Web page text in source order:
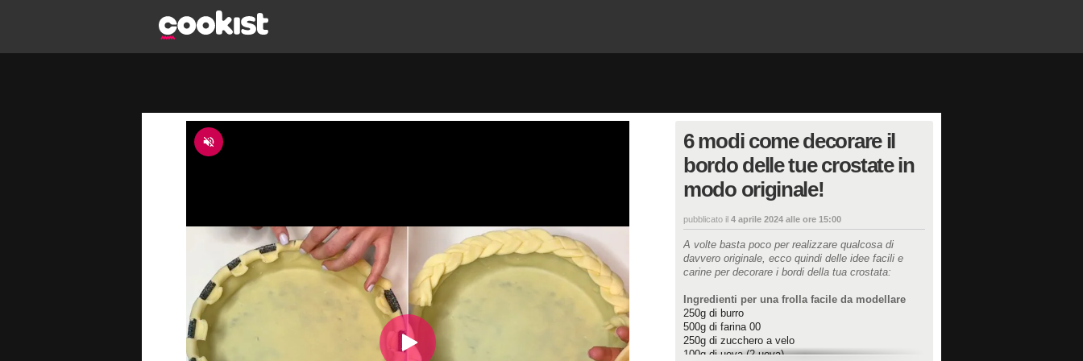
6 modi come decorare il
bordo delle tue crostate in
modo originale!
pubblicato il 4 aprile 2024 alle ore 15:00
A volte basta poco per realizzare qualcosa di
davvero originale, ecco quindi delle idee facili e
carine per decorare i bordi della tua crostata:
Ingredienti per una frolla facile da modellare
250g di burro
500g di farina 00
250g di zucchero a velo
100g di uova (2 uova)